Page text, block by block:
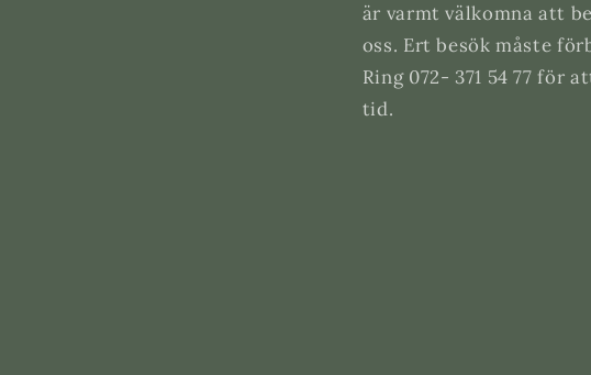
är varmt välkomna att
oss. Ert besök måste
Ring 072- 371 54 77 för
tid.